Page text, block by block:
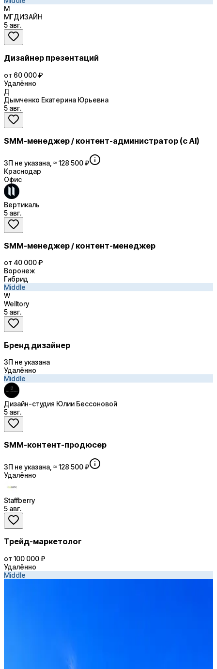
М
МГДИЗАЙН
5 авг.
Дизайнер презентаций
от 60 000 ₽
Удалённо
Д
Дымченко Екатерина Юрьевна
5 авг.
SMM-менеджер / контент-администратор (с AI)
ЗП не указана, ≈ 128 500 ₽
Краснодар
Офис
Вертикаль
5 авг.
SMM-менеджер / контент-менеджер
от 40 000 ₽
Воронеж
Гибрид
Middle
W
Welltory
5 авг.
Бренд дизайнер
ЗП не указана
Удалённо
Middle
Дизайн-студия Юлии Бессоновой
5 авг.
SMM-контент-продюсер
ЗП не указана, ≈ 128 500 ₽
Удалённо
Staffberry
5 авг.
Трейд-маркетолог
от 100 000 ₽
Удалённо
Middle